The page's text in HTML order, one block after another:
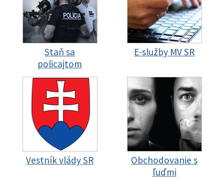
Staň sa
policajtom
E-služby MV SR
Vestník vlády SR
Obchodovanie s
ľuďmi